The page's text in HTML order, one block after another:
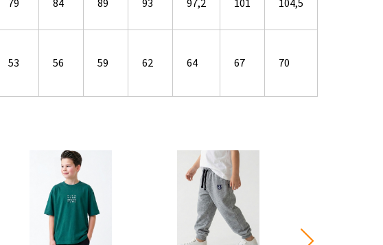
79 84 89 93 97,2 101 104,5
53 56 59 62 64 67 70